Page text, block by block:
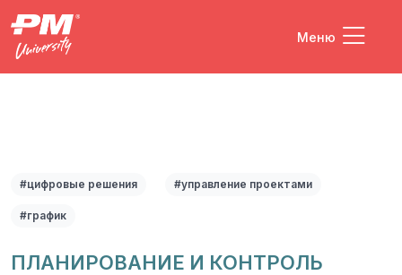
Меню
#цифровые решения #управление проектами
#график
ПЛАНИРОВАНИЕ И КОНТРОЛЬ